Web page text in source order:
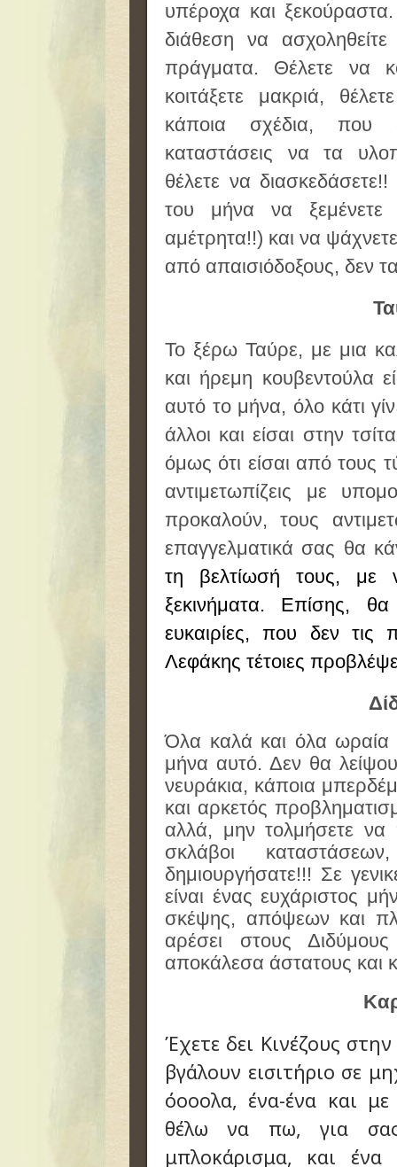
υπέροχα και
διάθεση να
πράγματα. Θέλετε να
κοιτάξετε μακριά,
κάποια σχέδια, που
καταστάσεις να τα
θέλετε να
του μήνα να
αμέτρητα!!) και να
από απαισιόδοξους, δεν
Το ξέρω Ταύρε, με μια
και ήρεμη κουβεντούλα
αυτό το μήνα, όλο κάτι
άλλοι και είσαι στην
όμως ότι είσαι από τους
αντιμετωπίζεις με
προκαλούν, τους
επαγγελματικά σας θα
τη βελτίωσή τους, με
ξεκινήματα. Επίσης,
ευκαιρίες, που δεν τις
Λεφάκης τέτοιες
Όλα καλά και όλα ωραία
μήνα αυτό. Δεν θα
νευράκια, κάποια
και αρκετός
αλλά, μην τολμήσετε να
σκλάβοι
δημιουργήσατε!!! Σε
είναι ένας ευχάριστος
σκέψης, απόψεων και
αρέσει στους
αποκάλεσα άστατους
Έχετε δει Κινέζους
βγάλουν εισιτήριο σε
όοοολα, ένα-ένα και
θέλω να πω, για
μπλοκάρισμα, και